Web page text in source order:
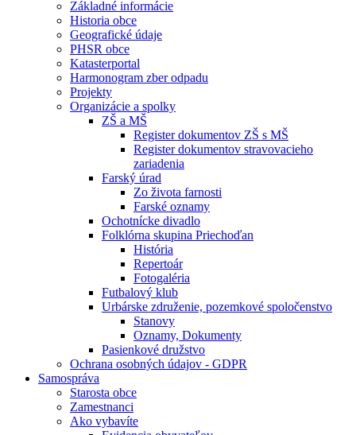
Základné informácie
Historia obce
Geografické údaje
PHSR obce
Katasterportal
Harmonogram zber odpadu
Projekty
Organizácie a spolky
ZŠ a MŠ
Register dokumentov ZŠ s MŠ
Register dokumentov stravovacieho
zariadenia
Farský úrad
Zo života farnosti
Farské oznamy
Ochotnícke divadlo
Folklórna skupina Priechoďan
História
Repertoár
Fotogaléria
Futbalový klub
Urbárske združenie, pozemkové spoločenstvo
Stanovy
Oznamy, Dokumenty
Pasienkové družstvo
Ochrana osobných údajov - GDPR
Samospráva
Starosta obce
Zamestnanci
Ako vybavíte